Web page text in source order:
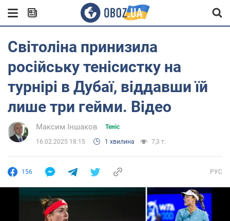
Світоліна принизила
російську тенісистку на
турнірі в Дубаї, віддавши їй
лише три гейми. Відео
Максим Іншаков Теніс
16.02.2025 18:15 1 хвилина 7,3 т.
156 РУС